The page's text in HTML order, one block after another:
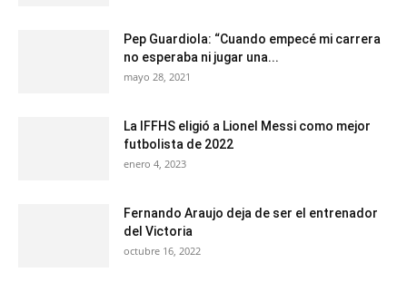
Pep Guardiola: “Cuando empecé mi carrera
no esperaba ni jugar una...
mayo 28, 2021
La IFFHS eligió a Lionel Messi como mejor
futbolista de 2022
enero 4, 2023
Fernando Araujo deja de ser el entrenador
del Victoria
octubre 16, 2022